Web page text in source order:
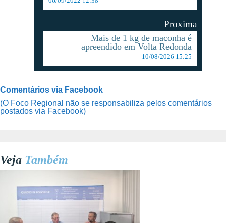
Proxima
Mais de 1 kg de maconha é
apreendido em Volta Redonda
10/08/2026 15:25
Comentários via Facebook
(O Foco Regional não se responsabiliza pelos comentários
postados via Facebook)
Veja Também